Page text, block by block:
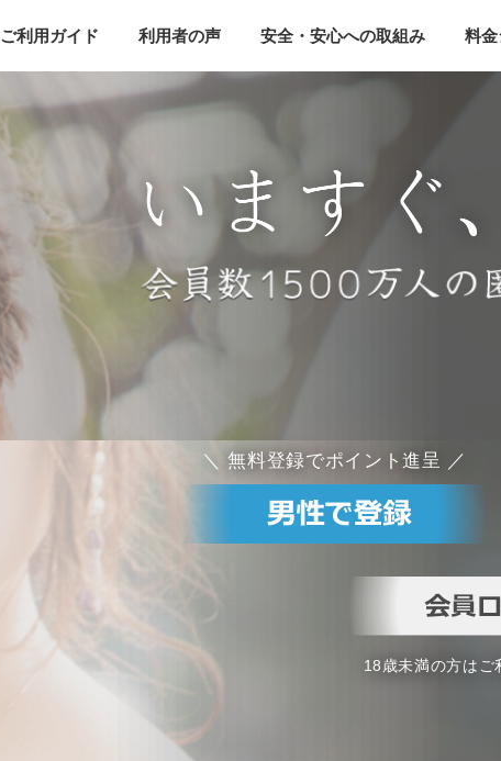
ご利用ガイド 利用者の声 安全・安心への取組み 料金
＼ 無料登録でポイント進呈 ／
18歳未満の方はご